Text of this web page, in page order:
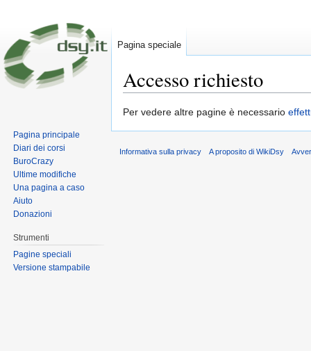
Accesso richiesto
Per vedere altre pagine è necessario
Pagina speciale
Pagina principale
Diari dei corsi
BuroCrazy
Ultime modifiche
Una pagina a caso
Aiuto
Donazioni
Strumenti
Pagine speciali
Versione stampabile
Informativa sulla privacy A proposito di WikiDsy